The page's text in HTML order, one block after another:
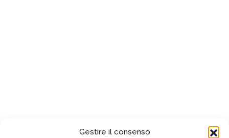
Gestire il consenso